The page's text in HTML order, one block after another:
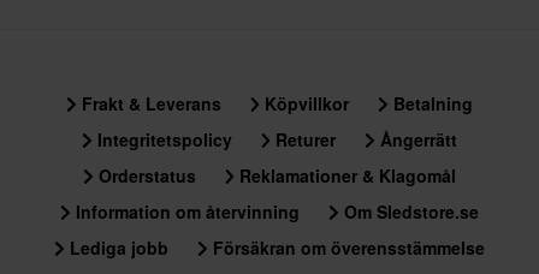
ECE 22.06Frakt & Leverans Köpvillkor
Betalning
Integritetspolicy
Returer
Ångerrätt
Orderstatus
Reklamationer & Klagomål
Information om återvinning
Om Sledstore.se
Lediga jobb
Försäkran om överensstämmelse